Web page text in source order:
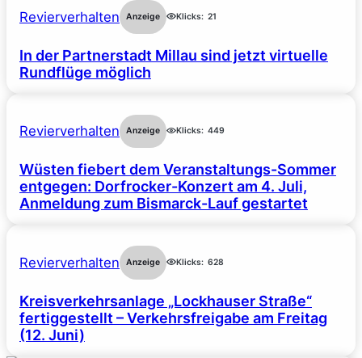
Revierverhalten Anzeige Klicks: 21
In der Partnerstadt Millau sind jetzt virtuelle
Rundflüge möglich
Revierverhalten Anzeige Klicks: 449
Wüsten fiebert dem Veranstaltungs-Sommer
entgegen: Dorfrocker-Konzert am 4. Juli,
Anmeldung zum Bismarck-Lauf gestartet
Revierverhalten Anzeige Klicks: 628
Kreisverkehrsanlage „Lockhauser Straße“
fertiggestellt – Verkehrsfreigabe am Freitag
(12. Juni)